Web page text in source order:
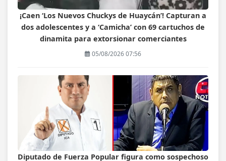
¡Caen ‘Los Nuevos Chuckys de Huaycán’! Capturan a
dos adolescentes y a ‘Camicha’ con 69 cartuchos de
dinamita para extorsionar comerciantes
05/08/2026 07:56
Diputado de Fuerza Popular figura como sospechoso